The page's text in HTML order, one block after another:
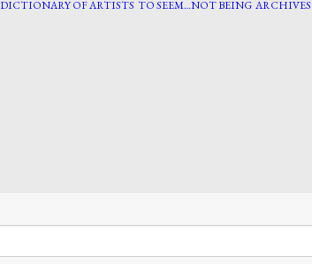
DICTIONARY OF ARTISTS TO SEEM…NOT BEING ARCHIVES